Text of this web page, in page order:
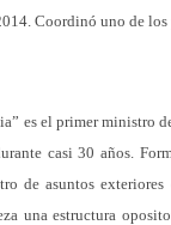
Coordinó uno de
es el primer ministro
casi 30 años.
de asuntos
una estructura